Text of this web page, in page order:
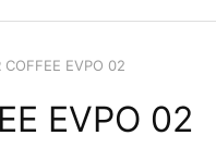
COFFEE EVPO 02
EVPO 02